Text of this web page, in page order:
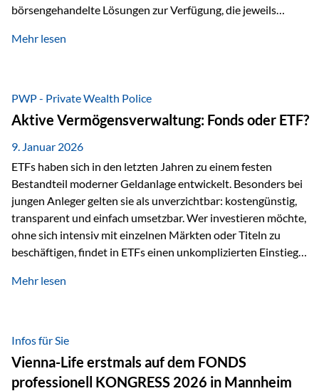
börsengehandelte Lösungen zur Verfügung, die jeweils
dabei nicht auf einzelnen Marktmeinungen, sondern auf
Inflationsrobustheit und Stabilisierung – eingebettet in eine
liechtensteinische Versicherungsstruktur. Die
Sicherheitsarchitektur: Liechtenstein als Strukturprinzip Die
Private Wealth Police positioniert sich mit einer dreistufigen
Sicherheitsarchitektur, die auf mehreren Ebenen ansetzt:
Stufe 1: Versicherer-Ebene • Versicherung mit…
Mehr lesen
PWP - Private Wealth Police
Aktive Vermögensverwaltung: Fonds oder ETF?
9. Januar 2026
ETFs haben sich in den letzten Jahren zu einem festen
Bestandteil moderner Geldanlage entwickelt. Besonders bei
jungen Anleger gelten sie als unverzichtbar: kostengünstig,
transparent und einfach umsetzbar. Wer investieren möchte,
ohne sich intensiv mit einzelnen Märkten oder Titeln zu
beschäftigen, findet in ETFs einen unkomplizierten Einstieg
werden häufig kritisch betrachtet. Sie gelten als teurer,
Beide Ansätze haben ihre Berechtigung und ihre Stärken
entfalten sie oft gerade in Kombination. ETFs: Effizient, breit
gestreut und klar strukturiert…
Mehr lesen
Infos für Sie
Vienna-Life erstmals auf dem FONDS
professionell KONGRESS 2026 in Mannheim